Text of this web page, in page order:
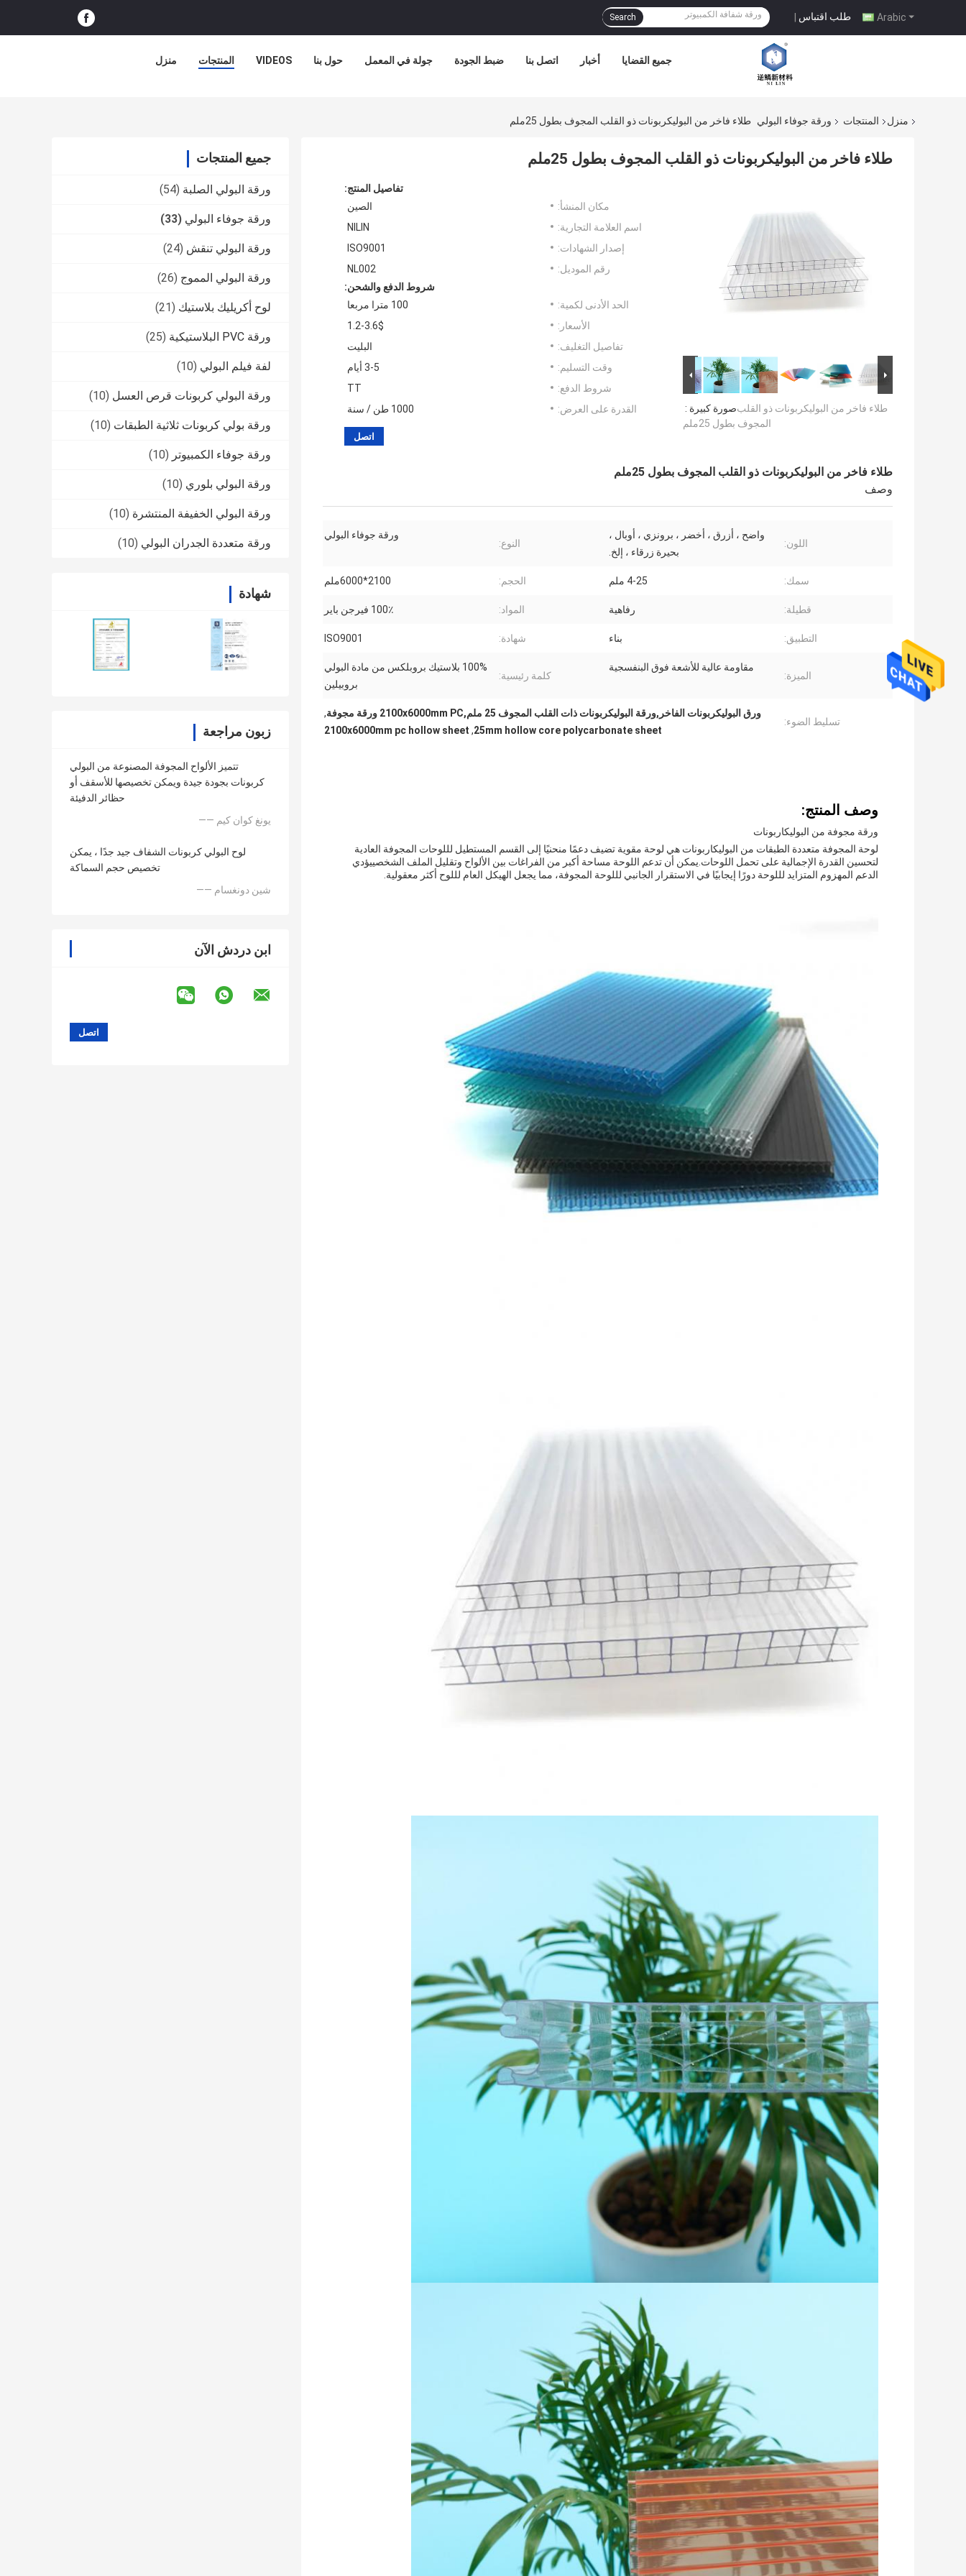
Arabic طلب اقتباس |
Search
منزل المنتجات VIDEOS حول بنا جولة في المعمل ضبط الجودة اتصل بنا أخبار جميع القضايا
منزل المنتجات ورقة جوفاء البولي طلاء فاخر من البوليكربونات ذو القلب المجوف بطول 25ملم
جميع المنتجات
ورقة البولي الصلبة (54)
ورقة جوفاء البولي (33)
ورقة البولي تنقش (24)
ورقة البولي المموج (26)
لوح أكريليك بلاستيك (21)
ورقة PVC البلاستيكية (25)
لفة فيلم البولي (10)
ورقة البولي كربونات قرص العسل (10)
ورقة بولي كربونات ثلاثية الطبقات (10)
ورقة جوفاء الكمبيوتر (10)
ورقة البولي بلوري (10)
ورقة البولي الخفيفة المنتشرة (10)
ورقة متعددة الجدران البولي (10)
شهادة
زبون مراجعة
تتميز الألواح المجوفة المصنوعة من البولي
كربونات بجودة جيدة ويمكن تخصيصها للأسقف أو
حظائر الدفيئة
—— يونغ كوان كيم
لوح البولي كربونات الشفاف جيد جدًا ، يمكن
تخصيص حجم السماكة
—— شين دونغسام
ابن دردش الآن
طلاء فاخر من البوليكربونات ذو القلب المجوف بطول 25ملم
صورة كبيرة :طلاء فاخر من البوليكربونات ذو القلب
المجوف بطول 25ملم
تفاصيل المنتج:
مكان المنشأ:
الصين
اسم العلامة التجارية:
NILIN
إصدار الشهادات:
ISO9001
رقم الموديل:
NL002
شروط الدفع والشحن:
الحد الأدنى لكمية:
100 مترا مربعا
الأسعار:
1.2-3.6$
تفاصيل التغليف:
البليت
وقت التسليم:
3-5 أيام
شروط الدفع:
TT
القدرة على العرض:
1000 طن / سنة
اتصل
طلاء فاخر من البوليكربونات ذو القلب المجوف بطول 25ملم
وصف
اللون:
واضح ، أزرق ، أخضر ، برونزي ، أوبال ،
بحيرة زرقاء ، إلخ.
النوع:
ورقة جوفاء البولي
سمك: 4-25 ملم الحجم: 2100*6000ملم
قطيلة: رفاهية المواد: 100٪ فيرجن باير
التطبيق: بناء شهادة: ISO9001
الميزة:
مقاومة عالية للأشعة فوق البنفسجية
كلمة رئيسية:
100% بلاستيك بروبلكس من مادة البولي
بروبيلين
تسليط الضوء:
ورق البوليكربونات الفاخر,ورقة البوليكربونات ذات القلب المجوف 25 ملم,2100x6000mm PC ورقة مجوفة
,
25mm hollow core polycarbonate sheet
,
2100x6000mm pc hollow sheet
وصف المنتج:
ورقة مجوفة من البوليكاربونات
لوحة المجوفة متعددة الطبقات من البوليكاربونات هي لوحة مقوية تضيف دعمًا منحنيًا إلى القسم المستطيل لللوحات المجوفة العادية
لتحسين القدرة الإجمالية على تحمل اللوحات.يمكن أن تدعم اللوحة مساحة أكبر من الفراغات بين الألواح وتقليل الملف الشخصييؤدي
الدعم المهزوم المتزايد لللوحة دورًا إيجابيًا في الاستقرار الجانبي لللوحة المجوفة، مما يجعل الهيكل العام لللوح أكثر معقولية.